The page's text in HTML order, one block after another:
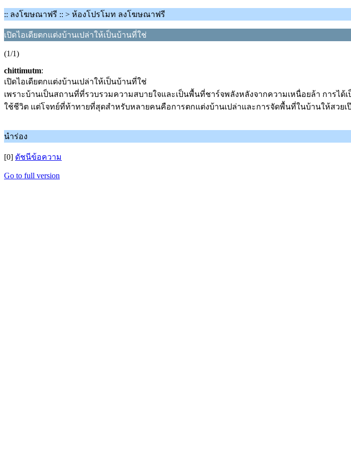
:: ลงโฆษณาฟรี :: > ห้องโปรโมท ลงโฆษณาฟรี
เปิดไอเดียตกแต่งบ้านเปล่าให้เป็นบ้านที่ใช่
(1/1)
chittimutm:
เปิดไอเดียตกแต่งบ้านเปล่าให้เป็นบ้านที่ใช่
เพราะบ้านเป็นสถานที่ที่รวบรวมความสบายใจและเป็นพื้นที่ชาร์จพลังหลังจากความเหนื่อยล้า การไ
ใช้ชีวิต แต่โจทย์ที่ท้าทายที่สุดสำหรับหลายคนคือการตกแต่งบ้านเปล่าและการจัดพื้นที่ในบ้านให้สวย
นำร่อง
[0] ดัชนีข้อความ
Go to full version